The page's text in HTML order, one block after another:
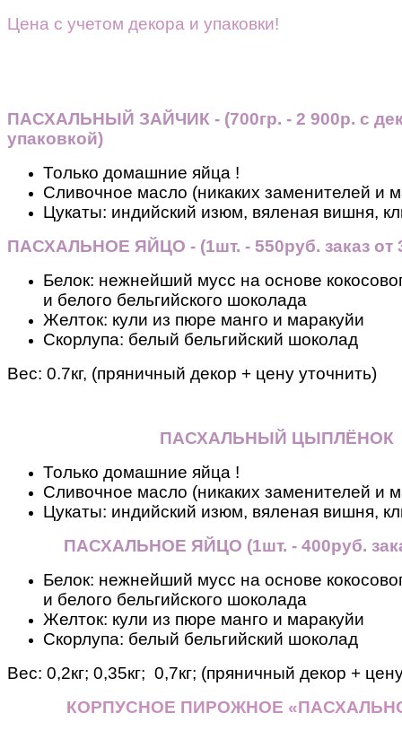
Цена с учетом декора и упаковки!
ПАСХАЛЬНЫЙ ЗАЙЧИК - (700гр. - 2 900р. с
упаковкой)
Только домашние яйца !
Сливочное масло (никаких заменителей и
Цукаты: индийский изюм, вяленая вишня,
ПАСХАЛЬНОЕ ЯЙЦО - (1шт. - 550руб. заказ от
Белок: нежнейший мусс на основе
и белого бельгийского шоколада
Желток: кули из пюре манго и маракуйи
Скорлупа: белый бельгийский шоколад
Вес: 0.7кг, (пряничный декор + цену уточнить)
ПАСХАЛЬНЫЙ ЦЫПЛЁНОК
Только домашние яйца !
Сливочное масло (никаких заменителей и
Цукаты: индийский изюм, вяленая вишня,
ПАСХАЛЬНОЕ ЯЙЦО (1шт. - 400руб.
Белок: нежнейший мусс на основе
и белого бельгийского шоколада
Желток: кули из пюре манго и маракуйи
Скорлупа: белый бельгийский шоколад
Вес: 0,2кг; 0,35кг; 0,7кг; (пряничный декор +
КОРПУСНОЕ ПИРОЖНОЕ